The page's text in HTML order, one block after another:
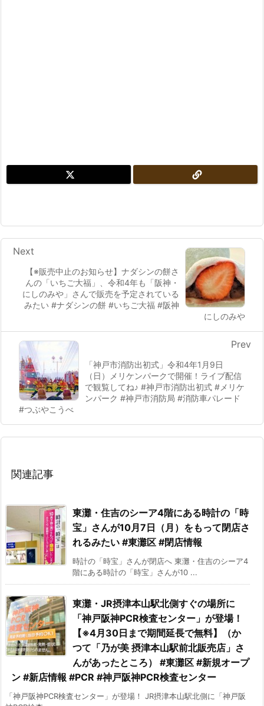
【※販売中止のお知らせ】ナダシンの餅さ
んの「いちご大福」、令和4年も「阪神・
にしのみや」さんで販売を予定されている
みたい #ナダシンの餅 #いちご大福 #阪神
にしのみや
Next
「神戸市消防出初式」令和4年1月9日
（日）メリケンパークで開催！ライブ配信
で観覧してね♪ #神戸市消防出初式 #メリケ
ンパーク #神戸市消防局 #消防車パレード
#つぶやこうべ
Prev
関連記事
東灘・住吉のシーア4階にある時計の「時
宝」さんが10月7日（月）をもって閉店さ
れるみたい #東灘区 #閉店情報
時計の「時宝」さんが閉店へ 東灘・住吉のシーア4
階にある時計の「時宝」さんが10 ...
東灘・JR摂津本山駅北側すぐの場所に
「神戸阪神PCR検査センター」が登場！
【※4月30日まで期間延長で無料】（か
つて「乃が美 摂津本山駅前北販売店」さ
んがあったところ） #東灘区 #新規オープ
ン #新店情報 #PCR #神戸阪神PCR検査センター
「神戸阪神PCR検査センター」が登場！ JR摂津本山駅北側に「神戸阪